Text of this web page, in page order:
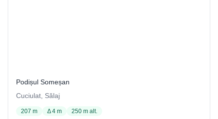
Podișul Someșan
Cuciulat, Sălaj
207 m Δ 4 m 250 m alt.